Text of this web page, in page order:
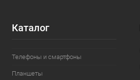
Каталог
Телефоны и смартфоны
Планшеты